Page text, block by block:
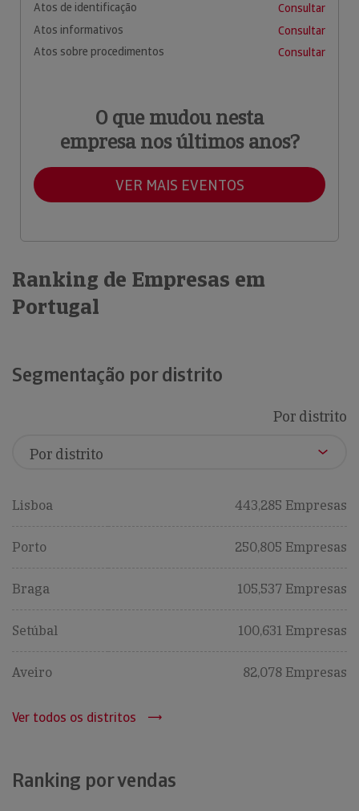
Atos de identificação
Consultar
Atos informativos
Consultar
Atos sobre procedimentos
Consultar
O que mudou nesta
empresa nos últimos anos?
VER MAIS EVENTOS
Ranking de Empresas em
Portugal
Segmentação por distrito
Por distrito
Lisboa 443,285 Empresas
Porto 250,805 Empresas
Braga 105,537 Empresas
Setúbal 100,631 Empresas
Aveiro 82,078 Empresas
Ver todos os distritos
Ranking por vendas